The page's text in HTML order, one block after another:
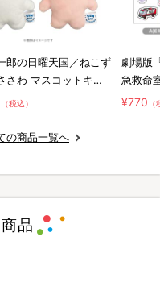
郎の日曜天国／ねこず
さわ マスコットキー
2種セット
（税込）
劇場版
急救命
／ジェ
¥770
の商品一覧へ
商品